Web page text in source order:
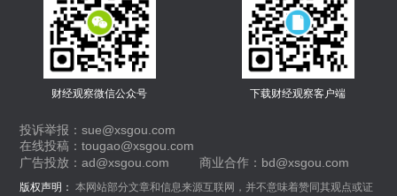
财经观察微信公众号 下载财经观察客户端
投诉举报：sue@xsgou.com
在线投稿：tougao@xsgou.com
广告投放：ad@xsgou.com
商业合作：bd@xsgou.com
版权声明： 本网站部分文章和信息来源互联网，并不意味着赞同其观点或证